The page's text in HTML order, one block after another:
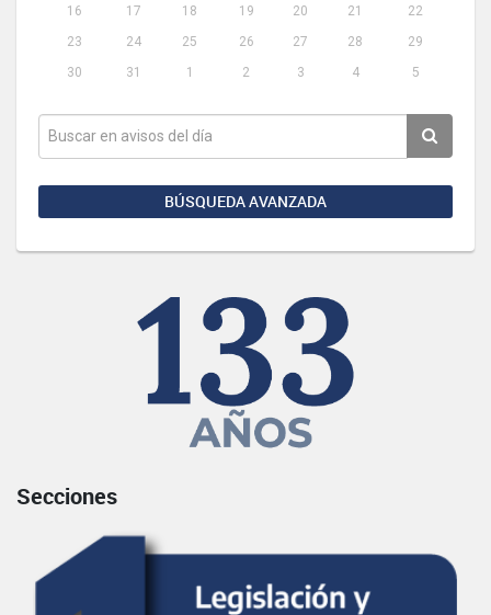
16
17 18 19 20 21
22
23
24 25 26 27 28
29
30
31 1 2 3 4 5
BÚSQUEDA AVANZADA
Secciones